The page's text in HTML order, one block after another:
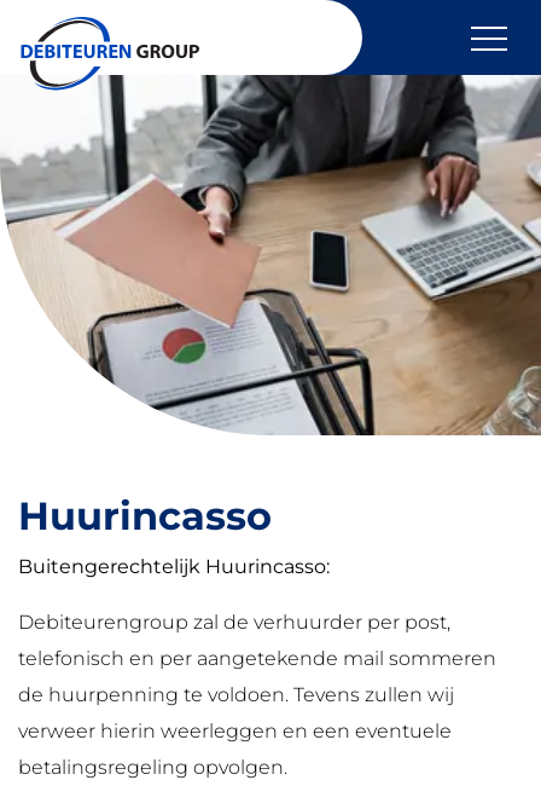
overslaan
Incasso
Incasso buitenland
Huurincasso
Debiteurenbeheer
Kredietcheck
Vordering indienen
Algemeen
Huurincasso
Buitengerechtelijk Huurincasso:
Debiteurengroup zal de verhuurder per post,
telefonisch en per aangetekende mail sommeren
de huurpenning te voldoen. Tevens zullen wij
verweer hierin weerleggen en een eventuele
betalingsregeling opvolgen.